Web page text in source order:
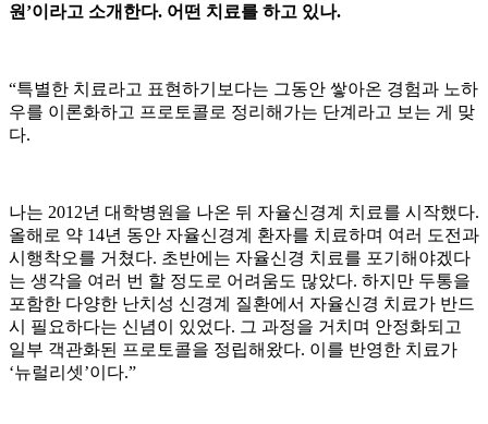
원’이라고 소개한다. 어떤 치료를 하고 있나.
“특별한 치료라고 표현하기보다는 그동안 쌓아온 경험과 노하
우를 이론화하고 프로토콜로 정리해가는 단계라고 보는 게 맞
다.
나는 2012년 대학병원을 나온 뒤 자율신경계 치료를 시작했다.
올해로 약 14년 동안 자율신경계 환자를 치료하며 여러 도전과
시행착오를 거쳤다. 초반에는 자율신경 치료를 포기해야겠다
는 생각을 여러 번 할 정도로 어려움도 많았다. 하지만 두통을
포함한 다양한 난치성 신경계 질환에서 자율신경 치료가 반드
시 필요하다는 신념이 있었다. 그 과정을 거치며 안정화되고
일부 객관화된 프로토콜을 정립해왔다. 이를 반영한 치료가
‘뉴럴리셋’이다.”